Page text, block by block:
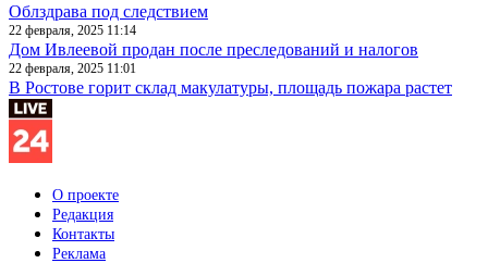
Облздрава под следствием
22 февраля, 2025 11:14
Дом Ивлеевой продан после преследований и налогов
22 февраля, 2025 11:01
В Ростове горит склад макулатуры, площадь пожара растет
О проекте
Редакция
Контакты
Реклама